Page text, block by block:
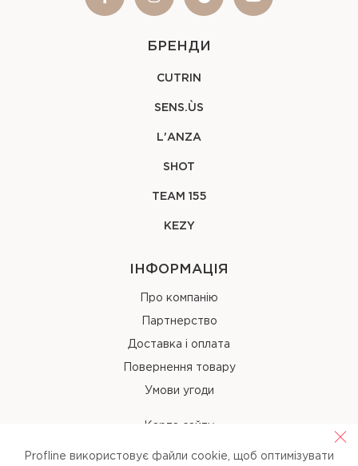
БРЕНДИ
CUTRIN
SENS.ÙS
L'ANZA
SHOT
TEAM 155
KEZY
ІНФОРМАЦІЯ
Про компанію
Партнерство
Доставка і оплата
Повернення товару
Умови угоди
Карта сайту
Profline використовує файли cookie, щоб оптимізувати